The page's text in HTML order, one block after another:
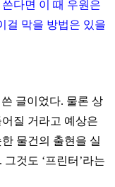
다면 이 때 우원은
걸 막을 방법은 있을
글이었다. 물론 상
질 거라고 예상은
물건의 출현을 실
. 그것도 ‘프린터 ’라는